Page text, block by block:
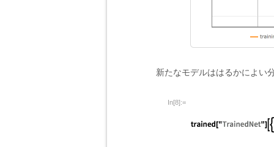
新たなモデルははるかによい
In[8]:=